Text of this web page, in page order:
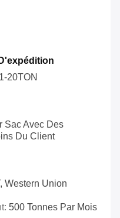
1-20TON
Sac Avec Des
Du Client
Western Union
500 Tonnes Par Mois